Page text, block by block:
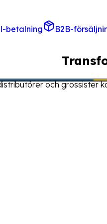
betalning B2B-
och grossister